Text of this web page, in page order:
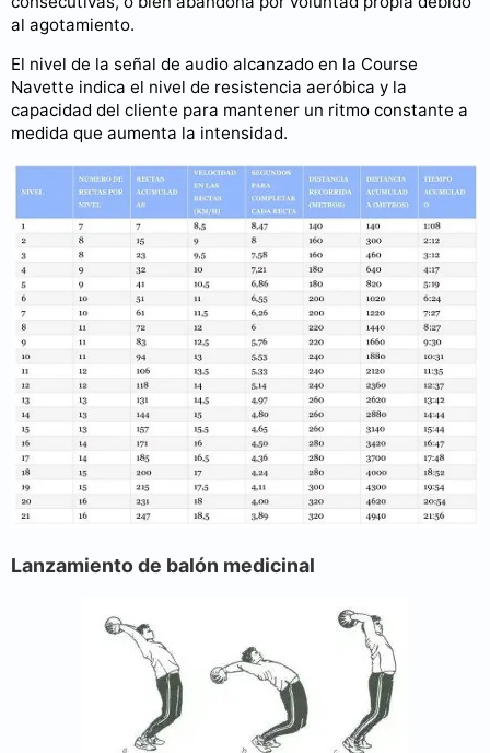
al agotamiento.
El nivel de la señal de audio alcanzado en la Course
Navette indica el nivel de resistencia aeróbica y la
capacidad del cliente para mantener un ritmo constante a
medida que aumenta la intensidad.
Lanzamiento de balón medicinal